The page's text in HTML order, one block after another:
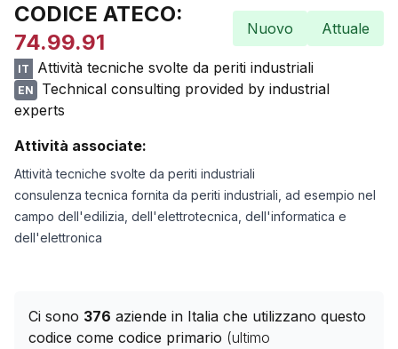
CODICE ATECO:
74.99.91
Nuovo Attuale
IT Attività tecniche svolte da periti industriali
EN
Technical consulting provided by industrial
experts
Attività associate:
Attività tecniche svolte da periti industriali
consulenza tecnica fornita da periti industriali, ad esempio nel
campo dell'edilizia, dell'elettrotecnica, dell'informatica e
dell'elettronica
Ci sono 376 aziende in Italia che utilizzano questo
codice come codice primario (ultimo